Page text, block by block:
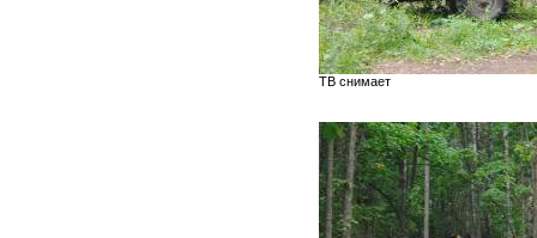
ТВ снимает